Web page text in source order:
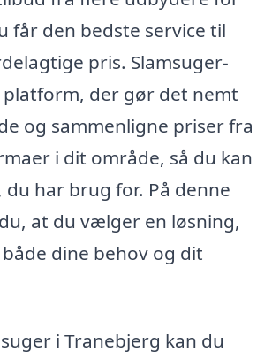
får den bedste service til
pris. Slamsuger-
platform, der gør det nemt
og sammenligne priser fra
i dit område, så du kan
har brug for. På denne
at du vælger en løsning,
dine behov og dit
i Tranebjerg kan du